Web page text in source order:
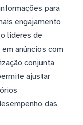
para
engajamento
líderes de
anúncios com
conjunta
ajustar
das